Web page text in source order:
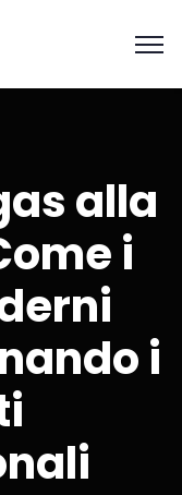
alla
i
i